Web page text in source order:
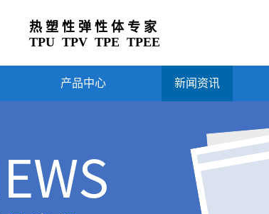
热 塑 性 弹 性 体 专 家
TPU TPV TPE TPEE
产品中心 新闻资讯